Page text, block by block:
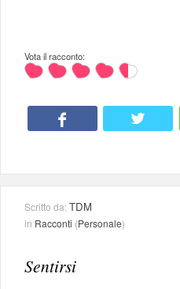
Vota il racconto:
Scritto da:TDM
in Racconti (Personale)
Sentirsi